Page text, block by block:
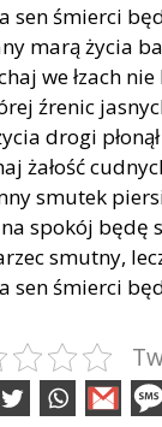
sen śmierci
marą życia
we łzach
źrenic
drogi
żałość
smutek
spokój będę
smutny,
sen śmierci